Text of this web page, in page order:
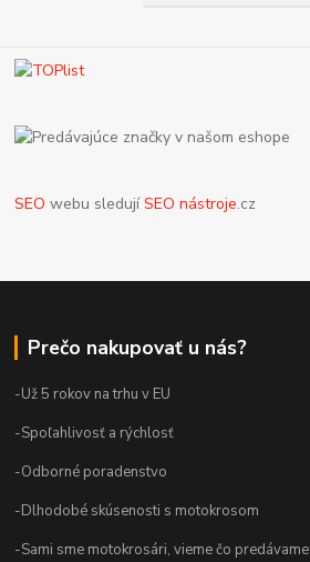
SEO webu sledujíSEO nástroje.cz
Prečo nakupovať u nás?
-Už 5 rokov na trhu v EU
-Spoľahlivosť a rýchlosť
-Odborné poradenstvo
-Dlhodobé skúsenosti s motokrosom
-Sami sme motokrosári, vieme čo predávame